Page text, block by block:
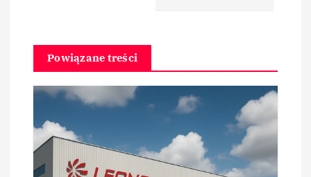
g
a
Powiązane treści